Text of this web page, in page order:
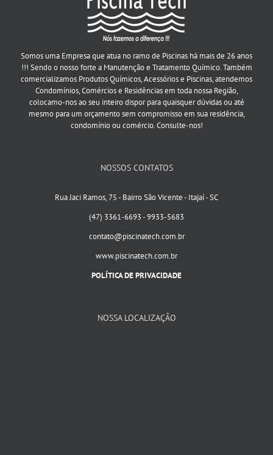
Somos uma Empresa que atua no ramo de Piscinas há mais de 26 anos
!!! Sendo o nosso forte a Manutenção e Tratamento Químico. Também
comercializamos Produtos Químicos, Acessórios e Piscinas, atendemos
Condomínios, Comércios e Residências em toda nossa Região,
colocamo-nos ao seu inteiro dispor para quaisquer dúvidas ou até
mesmo para um orçamento sem compromisso em sua residência,
condomínio ou comércio. Consulte-nos!
NOSSOS CONTATOS
Rua Jaci Ramos, 75 - Bairro São Vicente - Itajaí - SC
(47) 3361-6693 - 9933-5683
contato@piscinatech.com.br
www.piscinatech.com.br
POLÍTICA DE PRIVACIDADE
NOSSA LOCALIZAÇÃO